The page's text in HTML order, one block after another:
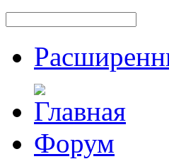
Форум